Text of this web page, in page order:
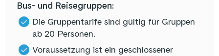
Bus- und Reisegruppen:
Die Gruppentarife sind gültig für Gruppen
ab 20 Personen.
Voraussetzung ist ein geschlossener